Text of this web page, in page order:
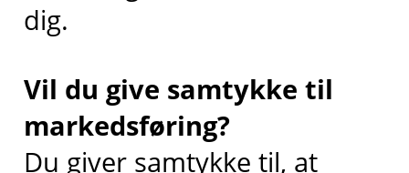
dig.
Vil du give samtykke til
markedsføring?
Du giver samtykke til, at